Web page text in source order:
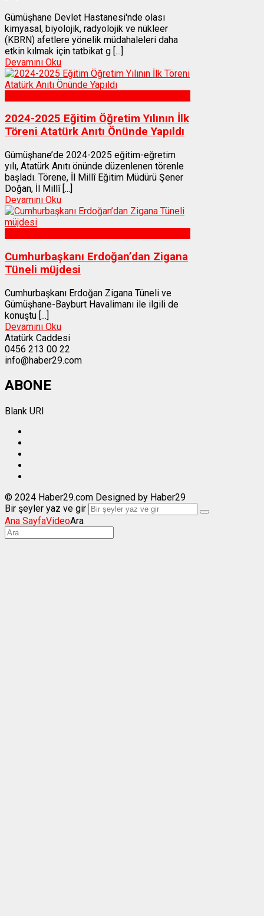
Gümüşhane Devlet Hastanesi'nde olası
kimyasal, biyolojik, radyolojik ve nükleer
(KBRN) afetlere yönelik müdahaleleri daha
etkin kılmak için tatbikat g [...]
Devamını Oku
2024-2025 Eğitim Öğretim Yılının İlk
Töreni Atatürk Anıtı Önünde Yapıldı
Gümüşhane’de 2024-2025 eğitim-eğretim
yılı, Atatürk Anıtı önünde düzenlenen törenle
başladı. Törene, İl Millî Eğitim Müdürü Şener
Doğan, İl Millî [...]
Devamını Oku
Cumhurbaşkanı Erdoğan’dan Zigana
Tüneli müjdesi
Cumhurbaşkanı Erdoğan Zigana Tüneli ve
Gümüşhane-Bayburt Havalimanı ile ilgili de
konuştu [...]
Devamını Oku
Atatürk Caddesi
0456 213 00 22
info@haber29.com
ABONE
Blank URI
© 2024 Haber29.com Designed by Haber29
Bir şeyler yaz ve gir
Ana SayfaVideoAra